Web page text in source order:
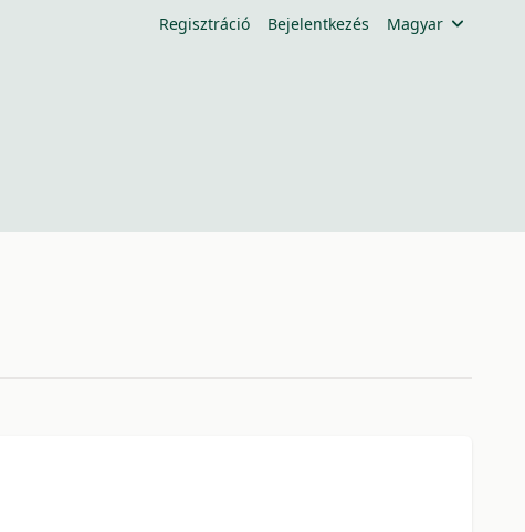
Regisztráció Bejelentkezés Magyar